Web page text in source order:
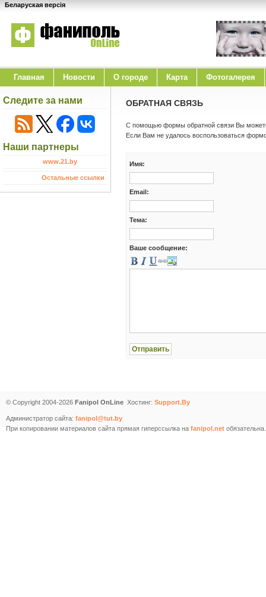
Беларуская версія
Главная Новости O городе Карта Фотогалерея
Следите за нами
Наши партнеры
www.21.by
Остальные ссылки
ОБРАТНАЯ СВЯЗЬ
С помощью формы обратной связи Вы
Если Вам не удалось воспользоваться
Имя:
Email:
Тема:
Ваше сообщение:
© Copyright 2004-2026 Fanipol OnLine Хостинг: Support.By
Администратор сайта: fanipol@tut.by
При копировании материалов сайта прямая гиперссылка на fanipol.net обязательна.